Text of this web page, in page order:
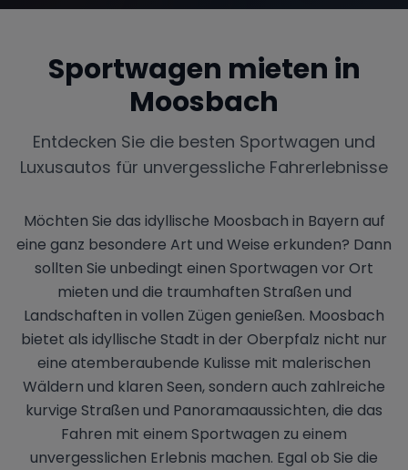
Sportwagen mieten in
Moosbach
Entdecken Sie die besten Sportwagen und
Luxusautos für unvergessliche Fahrerlebnisse
Möchten Sie das idyllische Moosbach in Bayern auf
eine ganz besondere Art und Weise erkunden? Dann
sollten Sie unbedingt einen Sportwagen vor Ort
mieten und die traumhaften Straßen und
Landschaften in vollen Zügen genießen. Moosbach
bietet als idyllische Stadt in der Oberpfalz nicht nur
eine atemberaubende Kulisse mit malerischen
Wäldern und klaren Seen, sondern auch zahlreiche
kurvige Straßen und Panoramaaussichten, die das
Fahren mit einem Sportwagen zu einem
unvergesslichen Erlebnis machen. Egal ob Sie die